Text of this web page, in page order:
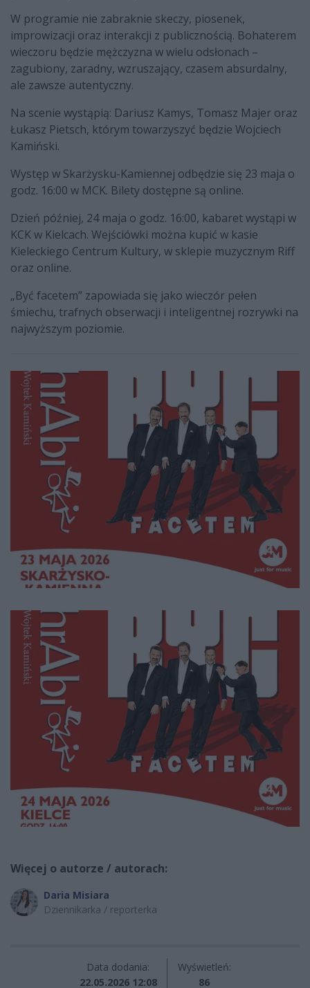
W programie nie zabraknie skeczy, piosenek,
improwizacji oraz interakcji z publicznością. Bohaterem
wieczoru będzie mężczyzna w wielu odsłonach –
zagubiony, zaradny, wzruszający, czasem absurdalny,
ale zawsze autentyczny.
Na scenie wystąpią: Dariusz Kamys, Tomasz Majer oraz
Łukasz Pietsch, którym towarzyszyć będzie Wojciech
Kamiński.
Występ w Skarżysku-Kamiennej odbędzie się 23 maja o
godz. 16:00 w MCK. Bilety dostępne są online.
Dzień później, 24 maja o godz. 16:00, kabaret wystąpi w
KCK w Kielcach. Wejściówki można kupić w kasie
Kieleckiego Centrum Kultury, w sklepie muzycznym Riff
oraz online.
„Być facetem” zapowiada się jako wieczór pełen
śmiechu, trafnych obserwacji i inteligentnej rozrywki na
najwyższym poziomie.
Więcej o autorze / autorach:
Daria Misiara
Dziennikarka / reporterka
Data dodania:
22.05.2026 12:08
Wyświetleń:
86